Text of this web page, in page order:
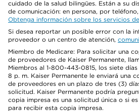
cuidado de la salud bilingües. Están a su
de comunicación: en persona, por
Obtenga información sobre los servicios
Si desea reportar un posible error con la
proveedor o un centro de atención,
Miembro de Medicare: Para solicitar una
de proveedores de Kaiser Permanente,
Miembros al 1-800-443-0815, los siete
8 p. m. Kaiser Permanente le enviará una
de proveedores en un plazo de tres (3)
solicitud. Kaiser Permanente podría
copia impresa es una solicitud única o si
para recibir esta copia impresa.